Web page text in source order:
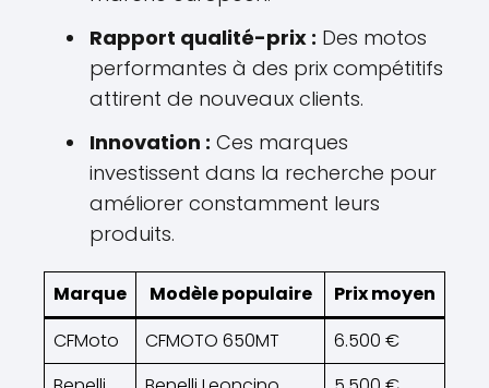
Rapport qualité-prix : Des motos
performantes à des prix compétitifs
attirent de nouveaux clients.
Innovation : Ces marques
investissent dans la recherche pour
améliorer constamment leurs
produits.
Marque Modèle populaire
Prix moyen
CFMoto
CFMOTO 650MT
6.500 €